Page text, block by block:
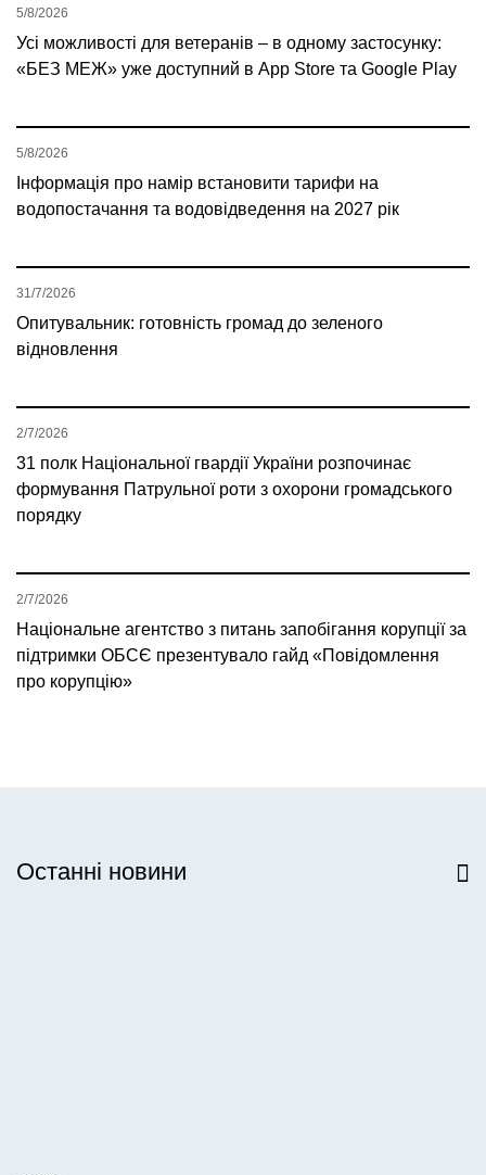
Усі можливості для ветеранів – в одному застосунку:
«БЕЗ МЕЖ» уже доступний в App Store та Google Play
5/8/2026
Інформація про намір встановити тарифи на
водопостачання та водовідведення на 2027 рік
5/8/2026
Опитувальник: готовність громад до зеленого
відновлення
31/7/2026
31 полк Національної гвардії України розпочинає
формування Патрульної роти з охорони громадського
порядку
2/7/2026
Національне агентство з питань запобігання корупції за
підтримки ОБСЄ презентувало гайд «Повідомлення
про корупцію»
2/7/2026
Останні новини